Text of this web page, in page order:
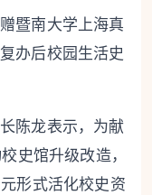
暨南大学上海真
办后校园生活史
陈龙表示，为献
史馆升级改造，
形式活化校史资